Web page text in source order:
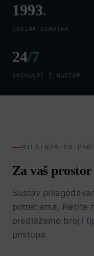
1993.
GODINA OSNUTKA
24/7
SNIMANJE I NADZOR
RJEŠENJA PO
Za vaš
Sustav
potrebama. Recite
predlažemo broj i
pristupa.